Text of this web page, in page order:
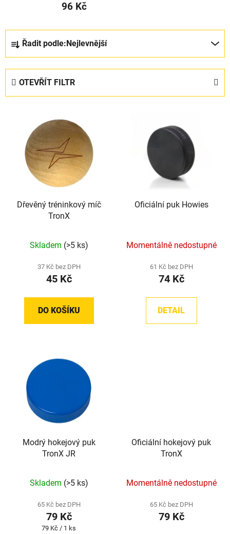
96 Kč
Řadit podle: Nejlevnější
OTEVŘÍT FILTR
Dřevěný tréninkový míč
TronX
Skladem (>5 ks)
37 Kč bez DPH
45 Kč
DO KOŠÍKU
Oficiální puk Howies
Momentálně nedostupné
61 Kč bez DPH
74 Kč
DETAIL
Modrý hokejový puk
TronX JR
Skladem (>5 ks)
65 Kč bez DPH
79 Kč
Měrná
79 Kč / 1 ks
Oficiální hokejový puk
TronX
Momentálně nedostupné
65 Kč bez DPH
79 Kč